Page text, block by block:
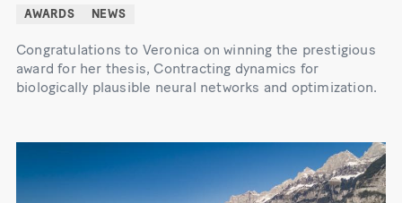
AWARDS NEWS
Congratulations to Veronica on winning the prestigious
award for her thesis, Contracting dynamics for
biologically plausible neural networks and optimization.